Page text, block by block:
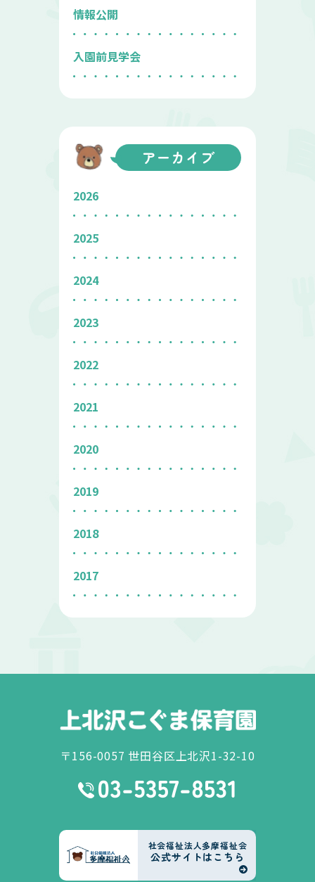
情報公開
入園前見学会
アーカイブ
2026
2025
2024
2023
2022
2021
2020
2019
2018
2017
〒156-0057 世田谷区上北沢1-32-10
社会福祉法人多摩福祉会
公式サイトはこちら